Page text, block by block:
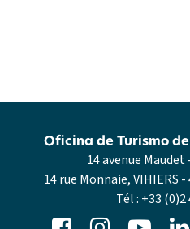
14 avenue Maudet
14 rue Monnaie, VIHIERS -
Tél : +33 (0)2
Oficina de Turismo